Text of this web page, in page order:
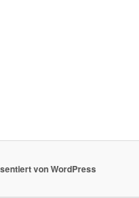
von WordPress